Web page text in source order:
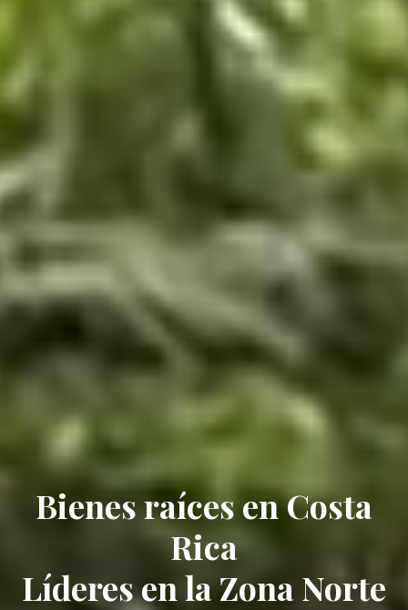
Bienes raíces en Costa
Rica
Líderes en la Zona Norte